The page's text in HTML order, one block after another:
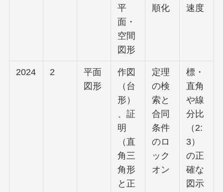
平
面・
空間
図形
順化
速度
2024 2
平面
図形
作図
（台
形）
、証
明
（直
角三
角形
と正
定理
の検
索と
合同
条件
のロ
ック
オン
標・
直角
や線
分比
（2:
3）
の正
確な
図示